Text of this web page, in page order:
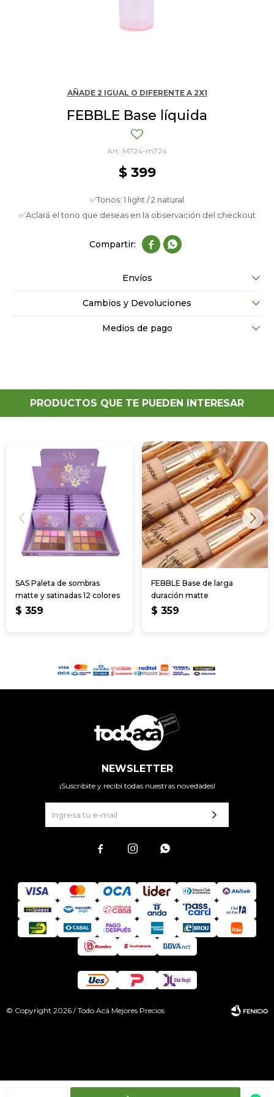
AÑADE 2 IGUAL O DIFERENTE A 2X1
FEBBLE Base líquida
M724-m724
$ 399
✅Tonos: 1 light / 2 natural
✅Aclará el tono que deseas en la observación del checkout
 
Envíos
Cambios y Devoluciones
Medios de pago
PRODUCTOS QUE TE PUEDEN INTERESAR
SAS Paleta de sombras
matte y satinadas 12 colores
$ 359
FEBBLE Base de larga
duración matte
$ 359
NEWSLETTER
¡Suscribite y recibí todas nuestras novedades!
  
© Copyright 2026 / Todo Acá Mejores Precios
Fenicio